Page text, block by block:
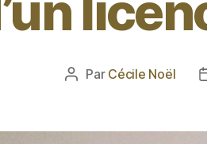
Par Cécile Noël